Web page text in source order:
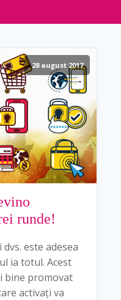
28 august 2017
runde!
este adesea
ia totul. Acest
bine promovat
activați va